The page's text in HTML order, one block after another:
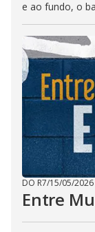
e ao fundo, o
DO R7/15/05/2026
Entre